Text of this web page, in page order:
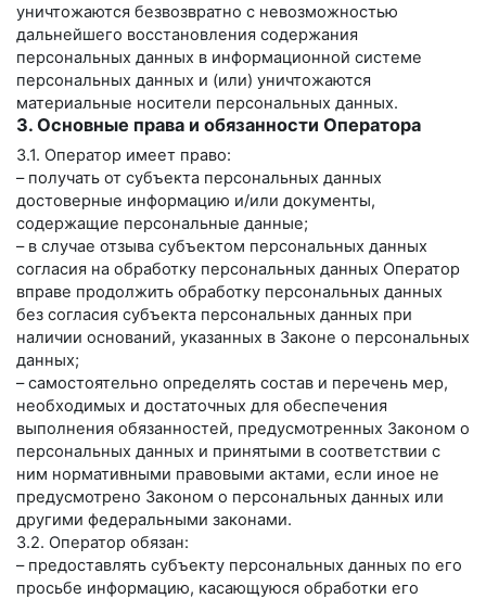
уничтожаются безвозвратно с невозможностью
дальнейшего восстановления содержания
персональных данных в информационной системе
персональных данных и (или) уничтожаются
материальные носители персональных данных.
3. Основные права и обязанности Оператора
3.1. Оператор имеет право:
– получать от субъекта персональных данных
достоверные информацию и/или документы,
содержащие персональные данные;
– в случае отзыва субъектом персональных данных
согласия на обработку персональных данных Оператор
вправе продолжить обработку персональных данных
без согласия субъекта персональных данных при
наличии оснований, указанных в Законе о персональных
данных;
– самостоятельно определять состав и перечень мер,
необходимых и достаточных для обеспечения
выполнения обязанностей, предусмотренных Законом о
персональных данных и принятыми в соответствии с
ним нормативными правовыми актами, если иное не
предусмотрено Законом о персональных данных или
другими федеральными законами.
3.2. Оператор обязан:
– предоставлять субъекту персональных данных по его
просьбе информацию, касающуюся обработки его